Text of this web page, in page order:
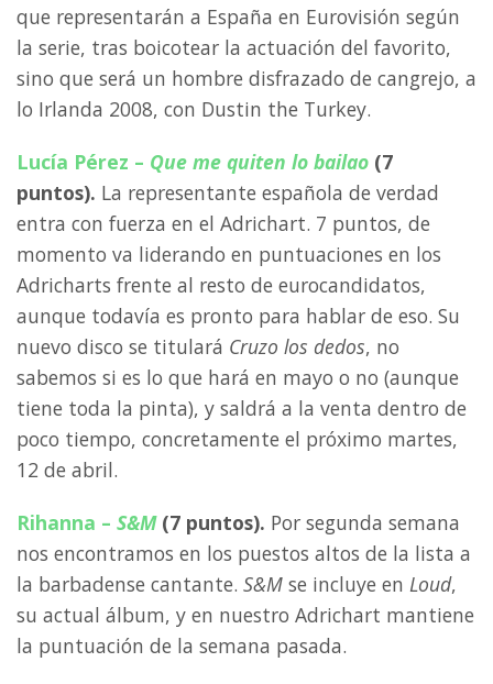
que representarán a España en Eurovisión según
la serie, tras boicotear la actuación del favorito,
sino que será un hombre disfrazado de cangrejo, a
lo Irlanda 2008, con Dustin the Turkey.
Lucía Pérez – Que me quiten lo bailao (7
puntos). La representante española de verdad
entra con fuerza en el Adrichart. 7 puntos, de
momento va liderando en puntuaciones en los
Adricharts frente al resto de eurocandidatos,
aunque todavía es pronto para hablar de eso. Su
nuevo disco se titulará Cruzo los dedos, no
sabemos si es lo que hará en mayo o no (aunque
tiene toda la pinta), y saldrá a la venta dentro de
poco tiempo, concretamente el próximo martes,
12 de abril.
Rihanna – S&M(7 puntos). Por segunda semana
nos encontramos en los puestos altos de la lista a
la barbadense cantante. S&M se incluye en Loud,
su actual álbum, y en nuestro Adrichart mantiene
la puntuación de la semana pasada.